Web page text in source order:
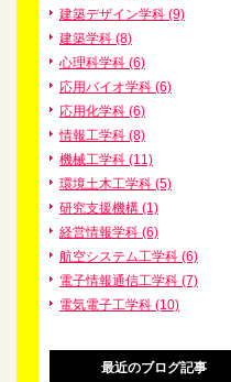
建築デザイン学科 (9)
建築学科 (8)
心理科学科 (6)
応用バイオ学科 (6)
応用化学科 (6)
情報工学科 (8)
機械工学科 (11)
環境土木工学科 (5)
研究支援機構 (1)
経営情報学科 (6)
航空システム工学科 (6)
電子情報通信工学科 (7)
電気電子工学科 (10)
最近のブログ記事